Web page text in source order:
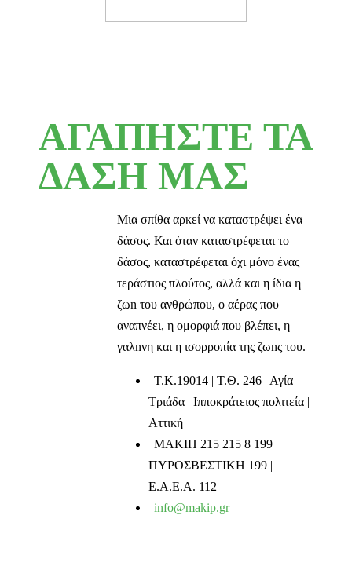
ΑΓΑΠΗΣΤΕ ΤΑ
ΔΑΣΗ ΜΑΣ
Μια σπίθα αρκεί να καταστρέψει ένα
δάσος. Και όταν καταστρέφεται το
δάσος, καταστρέφεται όχι μόνο ένας
τεράστιος πλούτος, αλλά και η ίδια η
ζωn του ανθρώπου, ο αέρας που
αναπνέει, η ομορφιά που βλέπει, η
γαλnνη και η ισορροπία της ζωnς του.
T.K.19014 | Τ.Θ. 246 | Αγία
Τριάδα | Ιπποκράτειος πολιτεία |
Αττική
ΜΑΚΙΠ 215 215 8 199
ΠΥΡΟΣΒΕΣΤΙΚΗ 199 |
Ε.Α.Ε.Α. 112
info@makip.gr